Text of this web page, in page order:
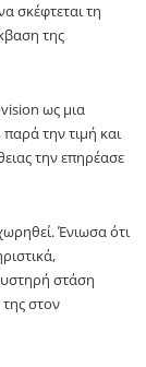
σκέφτεται τη
της
ως μια
την τιμή και
την επηρέασε
Ένιωσα ότι
στάση
στον